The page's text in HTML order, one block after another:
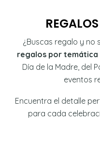
¿Buscas regalo y no
regalos por temática
Día de la Madre, del
eventos
Encuentra el detalle
para cada